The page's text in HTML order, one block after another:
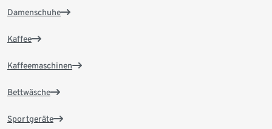
Damenschuhe
Kaffee
Kaffeemaschinen
Bettwäsche
Sportgeräte